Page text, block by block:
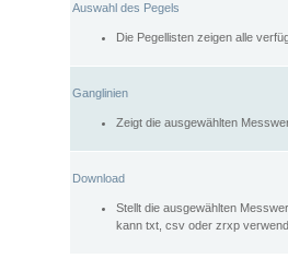
Auswahl des Pegels
Die Pegellisten zeigen alle
Ganglinien
Zeigt die ausgewählten
Download
Stellt die ausgewählten
kann txt, csv oder zrxp